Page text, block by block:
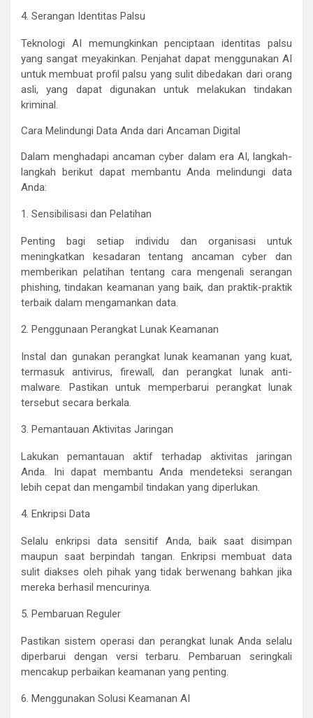
4. Serangan Identitas Palsu
Teknologi AI memungkinkan penciptaan identitas palsu
yang sangat meyakinkan. Penjahat dapat menggunakan AI
untuk membuat profil palsu yang sulit dibedakan dari orang
asli, yang dapat digunakan untuk melakukan tindakan
kriminal.
Cara Melindungi Data Anda dari Ancaman Digital
Dalam menghadapi ancaman cyber dalam era AI, langkah-
langkah berikut dapat membantu Anda melindungi data
Anda:
1. Sensibilisasi dan Pelatihan
Penting bagi setiap individu dan organisasi untuk
meningkatkan kesadaran tentang ancaman cyber dan
memberikan pelatihan tentang cara mengenali serangan
phishing, tindakan keamanan yang baik, dan praktik-praktik
terbaik dalam mengamankan data.
2. Penggunaan Perangkat Lunak Keamanan
Instal dan gunakan perangkat lunak keamanan yang kuat,
termasuk antivirus, firewall, dan perangkat lunak anti-
malware. Pastikan untuk memperbarui perangkat lunak
tersebut secara berkala.
3. Pemantauan Aktivitas Jaringan
Lakukan pemantauan aktif terhadap aktivitas jaringan
Anda. Ini dapat membantu Anda mendeteksi serangan
lebih cepat dan mengambil tindakan yang diperlukan.
4. Enkripsi Data
Selalu enkripsi data sensitif Anda, baik saat disimpan
maupun saat berpindah tangan. Enkripsi membuat data
sulit diakses oleh pihak yang tidak berwenang bahkan jika
mereka berhasil mencurinya.
5. Pembaruan Reguler
Pastikan sistem operasi dan perangkat lunak Anda selalu
diperbarui dengan versi terbaru. Pembaruan seringkali
mencakup perbaikan keamanan yang penting.
6. Menggunakan Solusi Keamanan AI